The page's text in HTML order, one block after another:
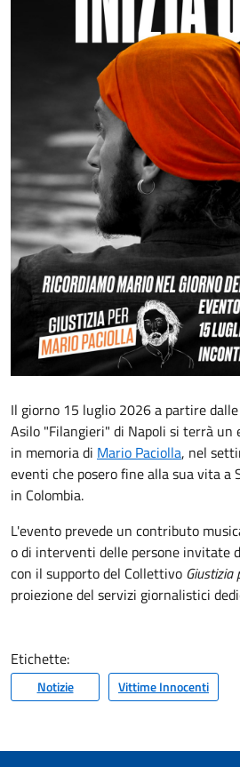
Il giorno 15 luglio 2026 a partire
Asilo "Filangieri" di Napoli si terrà un
in memoria di Mario Paciolla, nel
eventi che posero fine alla sua vita a
in Colombia.
L'evento prevede un contributo
o di interventi delle persone invitate
con il supporto del Collettivo Giustizia
proiezione del servizi giornalistici
Etichette:
Notizie Vittime Innocenti